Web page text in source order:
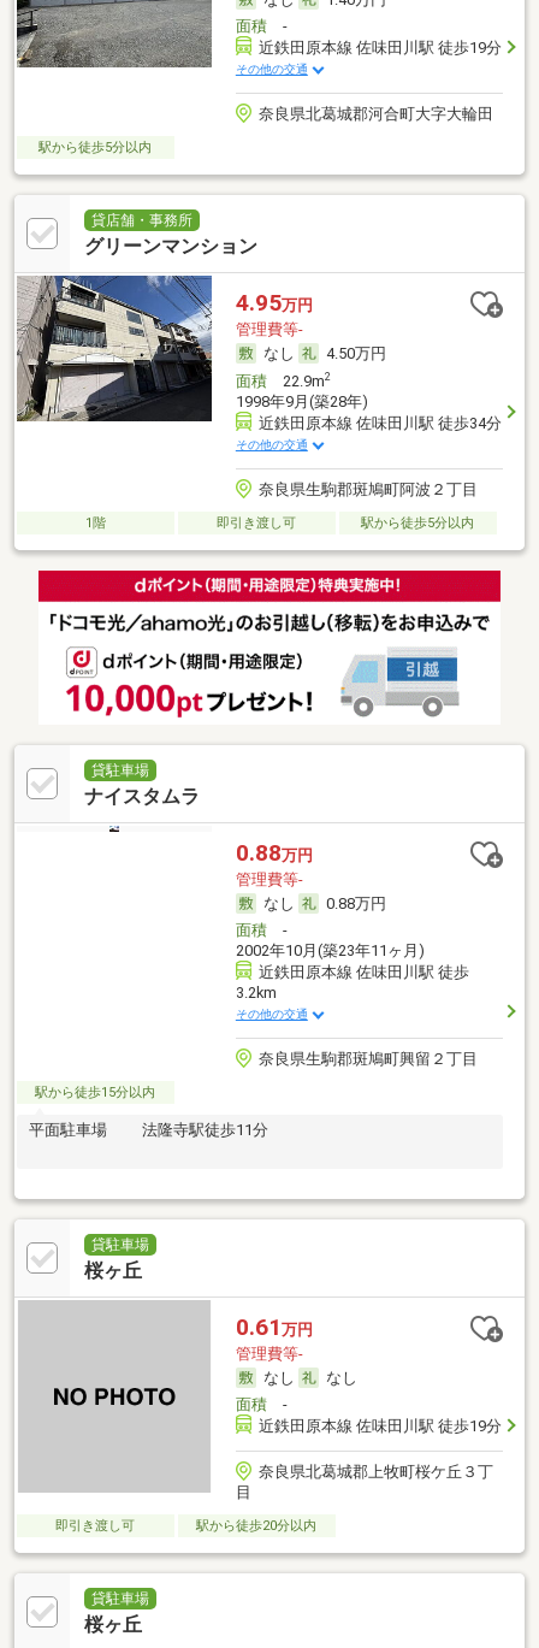
面積-
近鉄田原本線 佐味田川駅 徒歩19分
その他の交通
奈良県北葛城郡河合町大字大輪田
駅から徒歩5分以内
貸店舗・事務所
グリーンマンション
4.95万円
管理費等-
なし
4.50万円
面積22.9m2
1998年9月(築28年)
近鉄田原本線 佐味田川駅 徒歩34分
その他の交通
奈良県生駒郡斑鳩町阿波２丁目
1階 即引き渡し可 駅から徒歩5分以内
貸駐車場
ナイスタムラ
0.88万円
管理費等-
なし
0.88万円
面積-
2002年10月(築23年11ヶ月)
近鉄田原本線 佐味田川駅 徒歩
3.2km
その他の交通
奈良県生駒郡斑鳩町興留２丁目
駅から徒歩15分以内
平面駐車場 法隆寺駅徒歩11分
貸駐車場
桜ヶ丘
0.61 万円
管理費等-
なし
なし
面積-
近鉄田原本線 佐味田川駅 徒歩19分
奈良県北葛城郡上牧町桜ケ丘３丁
目
即引き渡し可 駅から徒歩20分以内
貸駐車場
桜ヶ丘